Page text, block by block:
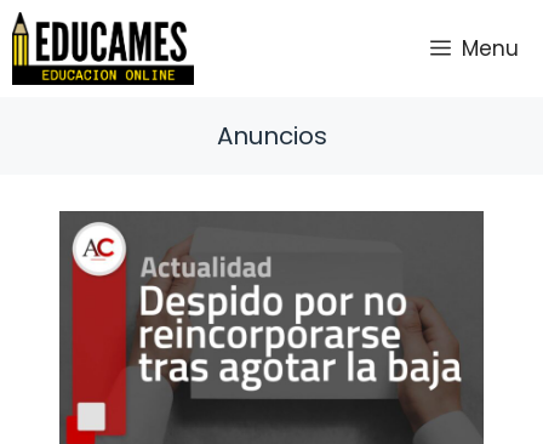
Saltar
contenido
Menu
Anuncios